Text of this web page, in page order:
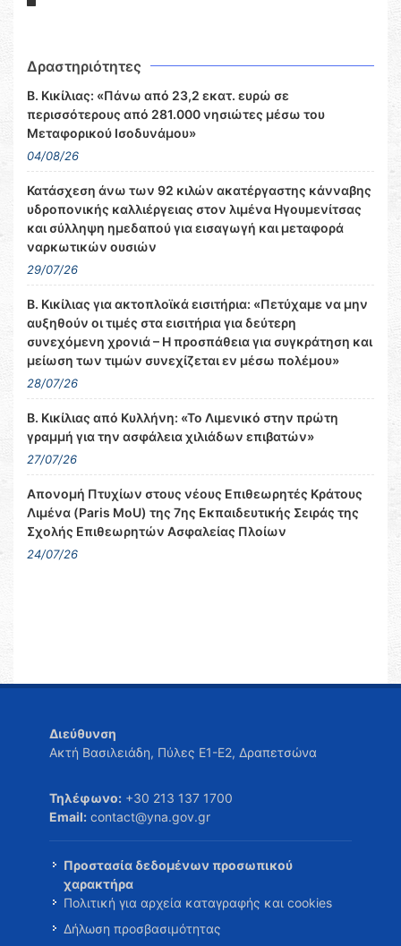
Δραστηριότητες
Β. Κικίλιας: «Πάνω από 23,2 εκατ. ευρώ σε
περισσότερους από 281.000 νησιώτες μέσω του
Μεταφορικού Ισοδυνάμου»
04/08/26
Κατάσχεση άνω των 92 κιλών ακατέργαστης κάνναβης
υδροπονικής καλλιέργειας στον λιμένα Ηγουμενίτσας
και σύλληψη ημεδαπού για εισαγωγή και μεταφορά
ναρκωτικών ουσιών
29/07/26
Β. Κικίλιας για ακτοπλοϊκά εισιτήρια: «Πετύχαμε να μην
αυξηθούν οι τιμές στα εισιτήρια για δεύτερη
συνεχόμενη χρονιά – Η προσπάθεια για συγκράτηση και
μείωση των τιμών συνεχίζεται εν μέσω πολέμου»
28/07/26
Β. Κικίλιας από Κυλλήνη: «Το Λιμενικό στην πρώτη
γραμμή για την ασφάλεια χιλιάδων επιβατών»
27/07/26
Απονομή Πτυχίων στους νέους Επιθεωρητές Κράτους
Λιμένα (Paris MoU) της 7ης Εκπαιδευτικής Σειράς της
Σχολής Επιθεωρητών Ασφαλείας Πλοίων
24/07/26
Διεύθυνση
Ακτή Βασιλειάδη, Πύλες Ε1-Ε2, Δραπετσώνα
Τηλέφωνο: +30 213 137 1700
Email: contact@yna.gov.gr
Προστασία δεδομένων προσωπικού
χαρακτήρα
Πολιτική για αρχεία καταγραφής και cookies
Δήλωση προσβασιμότητας